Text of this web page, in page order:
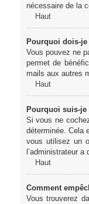
nécessaire de la
Haut
Pourquoi dois-je
Vous pouvez ne
permet de
mails aux autres
Haut
Pourquoi suis-je
Si vous ne
déterminée. Cela
vous utilisez un
l’administrateur
Haut
Comment
Vous trouverez